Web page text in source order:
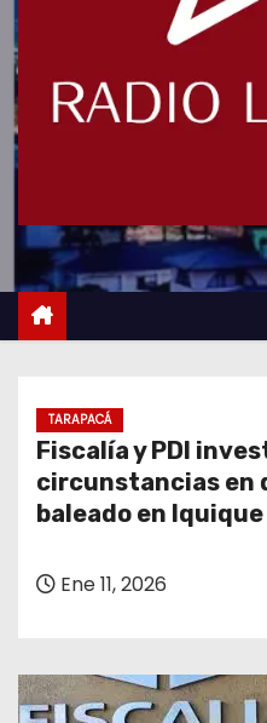
TARAPACÁ
Fiscalía y PDI
circunstancias en
baleado en Iquique
Ene 11, 2026